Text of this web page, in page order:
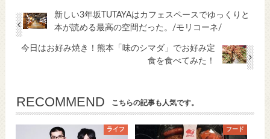
新しい3年坂TUTAYAはカフェスペースでゆっくりと
本が読める最高の空間だった。/モリコーネ/
今日はお好み焼き！熊本「味のシマダ」でお好み定
食を食べてみた！
RECOMMEND こちらの記事も人気です。
ライフ フード